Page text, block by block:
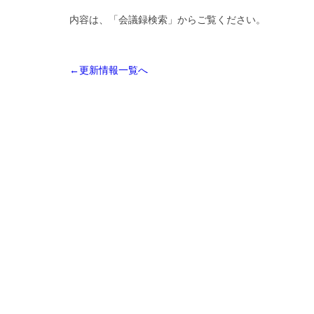
内容は、「会議録検索」からご覧ください。
←更新情報一覧へ